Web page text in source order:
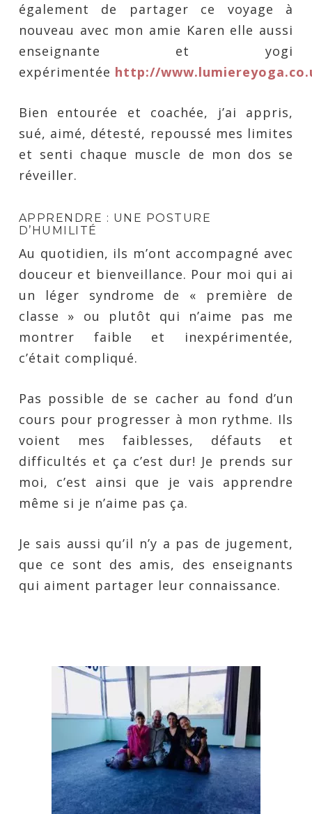
également de partager ce voyage à
nouveau avec mon amie Karen elle aussi
enseignante et yogi
expérimentée http://
Bien entourée et coachée, j’ai appris,
sué, aimé, détesté, repoussé mes limites
et senti chaque muscle de mon dos se
réveiller.
APPRENDRE : UNE POSTURE
D’HUMILITÉ
Au quotidien, ils m’ont accompagné avec
douceur et bienveillance. Pour moi qui ai
un léger syndrome de « première de
classe » ou plutôt qui n’aime pas me
montrer faible et inexpérimentée,
c’était compliqué.
Pas possible de se cacher au fond d’un
cours pour progresser à mon rythme. Ils
voient mes faiblesses, défauts et
difficultés et ça c’est dur! Je prends sur
moi, c’est ainsi que je vais apprendre
même si je n’aime pas ça.
Je sais aussi qu’il n’y a pas de jugement,
que ce sont des amis, des enseignants
qui aiment partager leur connaissance.